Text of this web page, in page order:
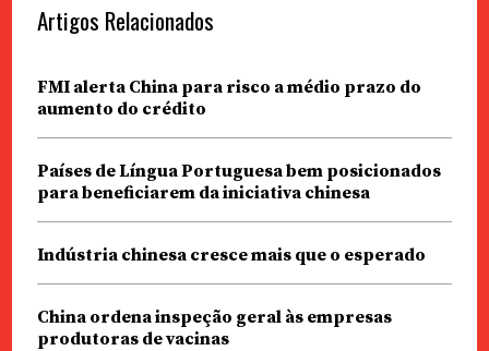
Artigos Relacionados
FMI alerta China para risco a médio prazo do
aumento do crédito
Países de Língua Portuguesa bem posicionados
para beneficiarem da iniciativa chinesa
Indústria chinesa cresce mais que o esperado
China ordena inspeção geral às empresas
produtoras de vacinas